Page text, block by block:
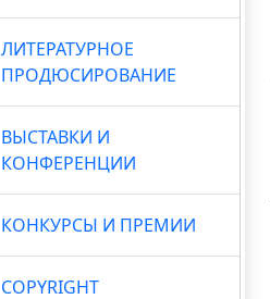
ЛИТЕРАТУРНОЕ
ПРОДЮСИРОВАНИЕ
ВЫСТАВКИ И
КОНФЕРЕНЦИИ
КОНКУРСЫ И ПРЕМИИ
COPYRIGHT